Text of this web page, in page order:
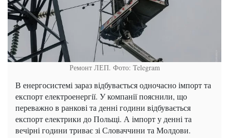
Ремонт ЛЕП. Фото: Telegram
В енергосистемі зараз відбувається одночасно імпорт та
експорт електроенергії. У компанії пояснили, що
переважно в ранкові та денні години відбувається
експорт електрики до Польщі. А імпорт у денні та
вечірні години триває зі Словаччини та Молдови.